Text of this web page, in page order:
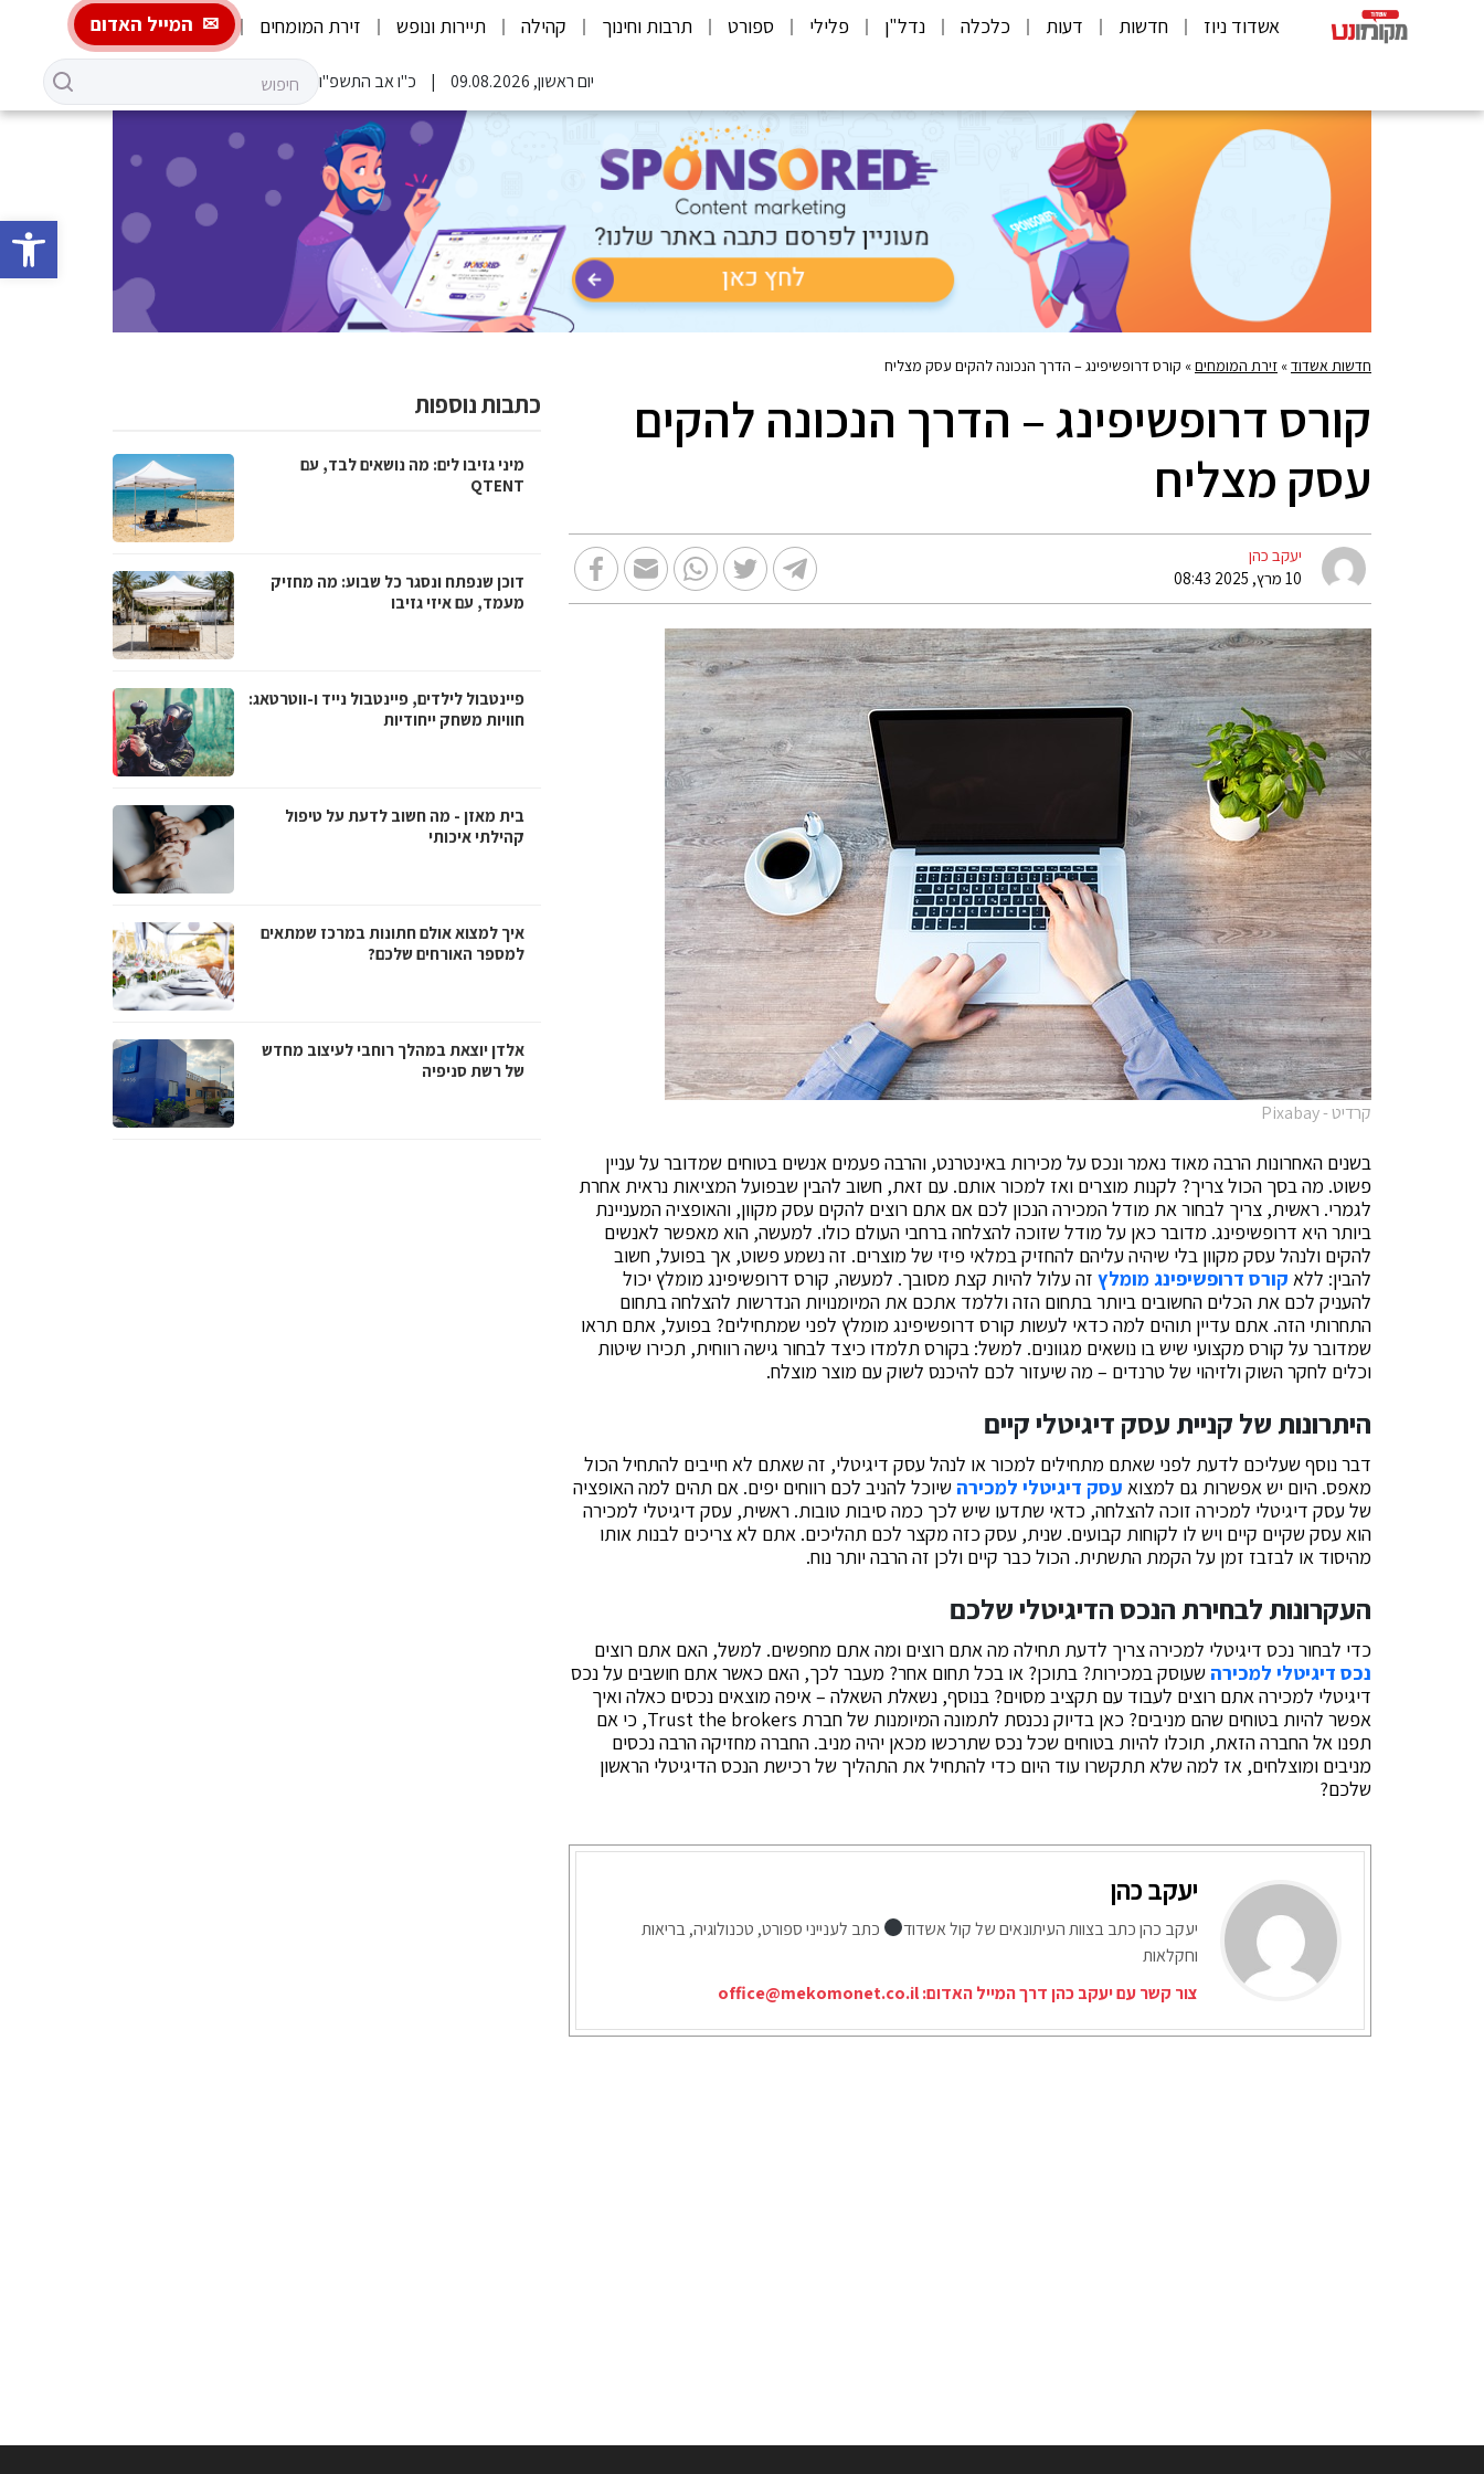
פתח
אשדוד ניוז חדשות דעות כלכלה נדל"ן פלילי ספורט תרבות וחינוך קהילה תיירות ונופש זירת המומחים המייל האדום
יום ראשון, 09.08.2026 כ"ו אב התשפ"ו
חדשות אשדוד» זירת המומחים» קורס דרופשיפינג – הדרך הנכונה להקים עסק מצליח
קורס דרופשיפינג – הדרך הנכונה להקים
עסק מצליח
יעקב כהן
10 מרץ, 2025 08:43
קרדיט - Pixabay
בשנים האחרונות הרבה מאוד נאמר ונכס על מכירות באינטרנט, והרבה פעמים אנשים בטוחים שמדובר על עניין
פשוט. מה בסך הכול צריך? לקנות מוצרים ואז למכור אותם. עם זאת, חשוב להבין שבפועל המציאות נראית אחרת
לגמרי. ראשית, צריך לבחור את מודל המכירה הנכון לכם אם אתם רוצים להקים עסק מקוון, והאופציה המעניינת
ביותר היא דרופשיפינג. מדובר כאן על מודל שזוכה להצלחה ברחבי העולם כולו. למעשה, הוא מאפשר לאנשים
להקים ולנהל עסק מקוון בלי שיהיה עליהם להחזיק במלאי פיזי של מוצרים. זה נשמע פשוט, אך בפועל, חשוב
להבין: ללא קורס דרופשיפינג מומלץ זה עלול להיות קצת מסובך. למעשה, קורס דרופשיפינג מומלץ יכול
להעניק לכם את הכלים החשובים ביותר בתחום הזה וללמד אתכם את המיומנויות הנדרשות להצלחה בתחום
התחרותי הזה. אתם עדיין תוהים למה כדאי לעשות קורס דרופשיפינג מומלץ לפני שמתחילים? בפועל, אתם תראו
שמדובר על קורס מקצועי שיש בו נושאים מגוונים. למשל: בקורס תלמדו כיצד לבחור גישה רווחית, תכירו שיטות
וכלים לחקר השוק ולזיהוי של טרנדים – מה שיעזור לכם להיכנס לשוק עם מוצר מוצלח.
היתרונות של קניית עסק דיגיטלי קיים
דבר נוסף שעליכם לדעת לפני שאתם מתחילים למכור או לנהל עסק דיגיטלי, זה שאתם לא חייבים להתחיל הכול
מאפס. היום יש אפשרות גם למצוא עסק דיגיטלי למכירה שיוכל להניב לכם רווחים יפים. אם תהים למה האופציה
של עסק דיגיטלי למכירה זוכה להצלחה, כדאי שתדעו שיש לכך כמה סיבות טובות. ראשית, עסק דיגיטלי למכירה
הוא עסק שקיים קיים ויש לו לקוחות קבועים. שנית, עסק כזה מקצר לכם תהליכים. אתם לא צריכים לבנות אותו
מהיסוד או לבזבז זמן על הקמת התשתית. הכול כבר קיים ולכן זה הרבה יותר נוח.
העקרונות לבחירת הנכס הדיגיטלי שלכם
כדי לבחור נכס דיגיטלי למכירה צריך לדעת תחילה מה אתם רוצים ומה אתם מחפשים. למשל, האם אתם רוצים
נכס דיגיטלי למכירה שעוסק במכירות? בתוכן? או בכל תחום אחר? מעבר לכך, האם כאשר אתם חושבים על נכס
דיגיטלי למכירה אתם רוצים לעבוד עם תקציב מסוים? בנוסף, נשאלת השאלה – איפה מוצאים נכסים כאלה ואיך
אפשר להיות בטוחים שהם מניבים? כאן בדיוק נכנסת לתמונה המיומנות של חברת Trust the brokers, כי אם
תפנו אל החברה הזאת, תוכלו להיות בטוחים שכל נכס שתרכשו מכאן יהיה מניב. החברה מחזיקה הרבה נכסים
מניבים ומוצלחים, אז למה שלא תתקשרו עוד היום כדי להתחיל את התהליך של רכישת הנכס הדיגיטלי הראשון
שלכם?
יעקב כהן
יעקב כהן כתב בצוות העיתונאים של קול אשדוד
כתב לענייני ספורט, טכנולוגיה, בריאות
וחקלאות
צור קשר עם יעקב כהן דרך המייל האדום:office@mekomonet.co.il
כתבות נוספות
מיני גזיבו לים: מה נושאים לבד, עם
QTENT
דוכן שנפתח ונסגר כל שבוע: מה מחזיק
מעמד, עם איזי גזיבו
פיינטבול לילדים, פיינטבול נייד ו-ווטרטאג:
חוויות משחק ייחודיות
בית מאזן - מה חשוב לדעת על טיפול
קהילתי איכותי
איך למצוא אולם חתונות במרכז שמתאים
למספר האורחים שלכם?
אלדן יוצאת במהלך רוחבי לעיצוב מחדש
של רשת סניפיה